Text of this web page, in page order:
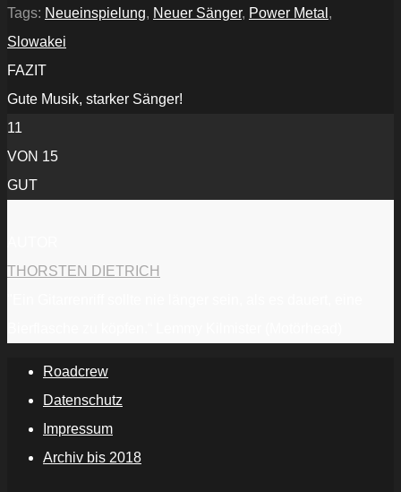
Tags: Neueinspielung, Neuer Sänger, Power Metal ,
Slowakei
FAZIT
Gute Musik, starker Sänger!
11
VON 15
GUT
THORSTEN DIETRICH
Roadcrew
Datenschutz
Impressum
Archiv bis 2018